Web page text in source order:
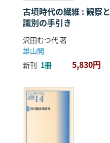
古墳時代の繊維 : 観察と
識別の手引き
沢田むつ代 著
雄山閣
新刊 1冊 5,830円